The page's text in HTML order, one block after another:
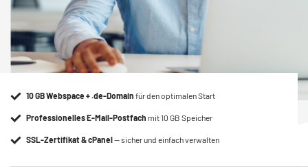
10 GB Webspace + .de-Domain für den optimalen Start
Professionelles E-Mail-Postfach mit 10 GB Speicher
SSL-Zertifikat & cPanel— sicher und einfach verwalten